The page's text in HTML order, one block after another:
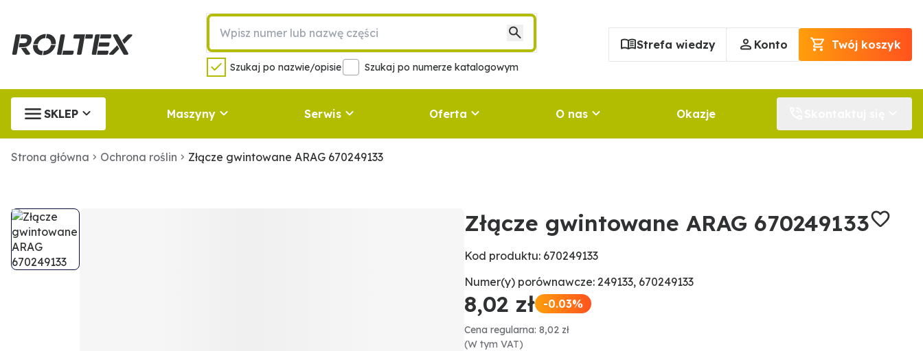
Szukaj po nazwie/opisie Szukaj po numerze katalogowym
Strefa wiedzy Konto Twój koszyk
SKLEP Maszyny Serwis Oferta O nas Okazje
Strona główna Ochrona roślin Złącze gwintowane ARAG 670249133
Złącze gwintowane ARAG 670249133
Kod produktu: 670249133
Numer(y) porównawcze: 249133, 670249133
8,02 zł -0.03%
Cena regularna: 8,02 zł
(W tym VAT)